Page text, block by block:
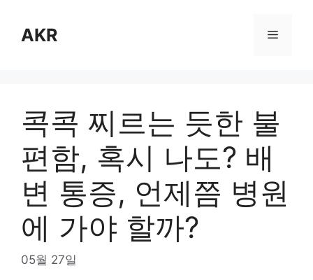
content
AKR Menu
콕콕 찌르는 듯한 불
편함, 혹시 나도? 배
변 통증, 언제쯤 병원
에 가야 할까?
05월 27일